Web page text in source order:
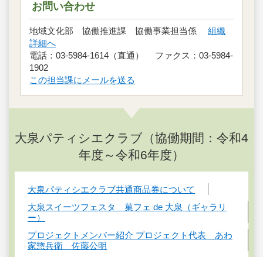
お問い合わせ
地域文化部 協働推進課 協働事業担当係 組織
詳細へ
電話：03-5984-1614（直通） ファクス：03-5984-
1902
この担当課にメールを送る
大泉パティシエクラブ（協働期間：令和4
年度～令和6年度）
大泉パティシエクラブ共通商品券について
大泉スイーツフェスタ 菓フェ de 大泉（ギャラリ
ー）
プロジェクトメンバー紹介 プロジェクト代表 あわ
家惣兵衛 佐藤公明